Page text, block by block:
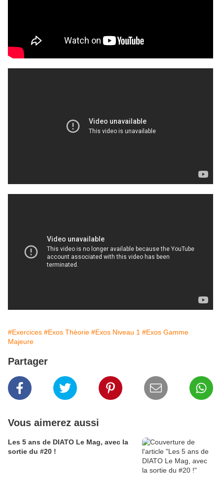
#Exercices #Exos Théorie #Exos Niveau 1 #Exos Gamme
Majeure
Partager
Vous aimerez aussi
Les 5 ans de DIATO Le Mag, avec la
sortie du #20 !